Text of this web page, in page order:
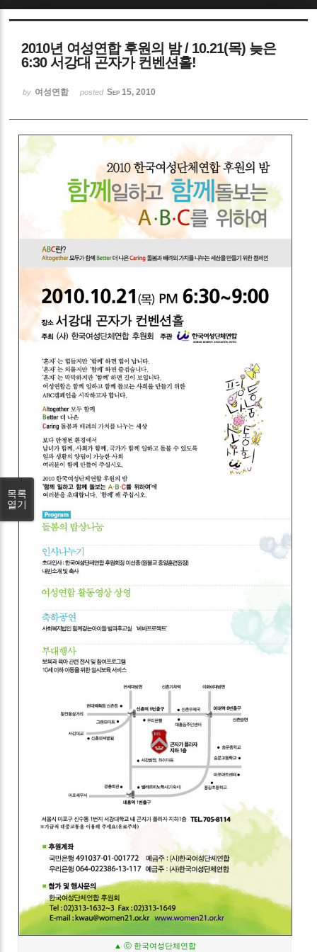
2010년 여성연합 후원의 밤 / 10.21(목) 늦은
6:30 서강대 곤자가 컨벤션홀!
by 여성연합 posted Sep 15, 2010
▲ ⓒ 한국여성단체연합
목록
열기
Sketchbook5, 스케치북5
Sketchbook5, 스케치북5